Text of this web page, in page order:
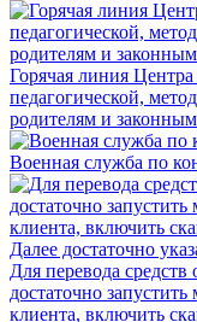
Горячая линия
педагогической,
родителям и
Военная служба по
Для перевода средств
достаточно
клиента, включить